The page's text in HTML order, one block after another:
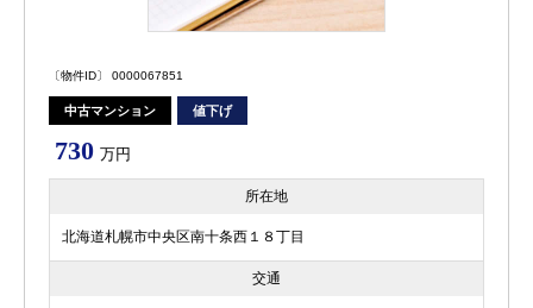
〔物件ID〕 0000067851
中古マンション 値下げ
730 万円
所在地
北海道札幌市中央区南十条西１８丁目
交通